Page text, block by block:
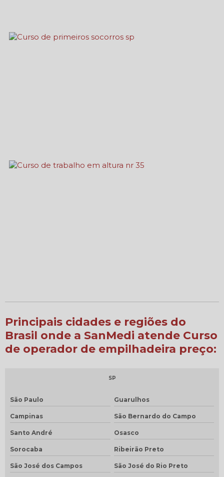
Principais cidades e regiões do
Brasil onde a SanMedi atende Curso
de operador de empilhadeira preço:
SP
São Paulo Guarulhos
Campinas São Bernardo do Campo
Santo André Osasco
Sorocaba Ribeirão Preto
São José dos Campos São José do Rio Preto